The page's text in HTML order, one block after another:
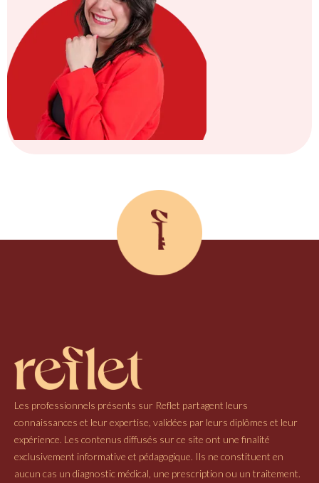
Les professionnels présents sur Reflet partagent leurs
connaissances et leur expertise, validées par leurs diplômes et leur
expérience. Les contenus diffusés sur ce site ont une finalité
exclusivement informative et pédagogique. Ils ne constituent en
aucun cas un diagnostic médical, une prescription ou un traitement.